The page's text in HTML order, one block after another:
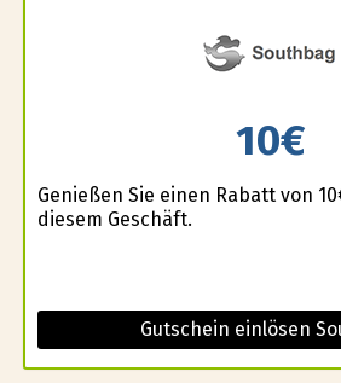
10€
Genießen Sie einen Rabatt von
diesem Geschäft.
Gutschein einlösen